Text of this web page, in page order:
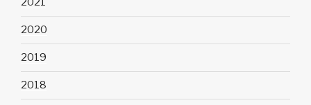
2020
2019
2018